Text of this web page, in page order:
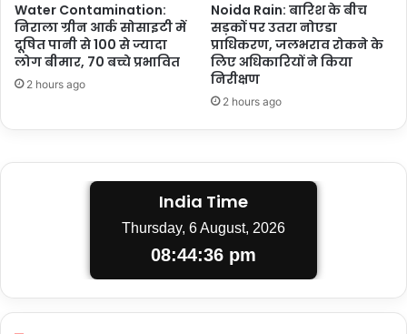
Water Contamination:
निराला ग्रीन आर्क सोसाइटी में
दूषित पानी से 100 से ज्यादा
लोग बीमार, 70 बच्चे प्रभावित
2 hours ago
Noida Rain: बारिश के बीच
सड़कों पर उतरा नोएडा
प्राधिकरण, जलभराव रोकने के
लिए अधिकारियों ने किया
निरीक्षण
2 hours ago
India Time
Thursday, 6 August, 2026
08:44:37 pm